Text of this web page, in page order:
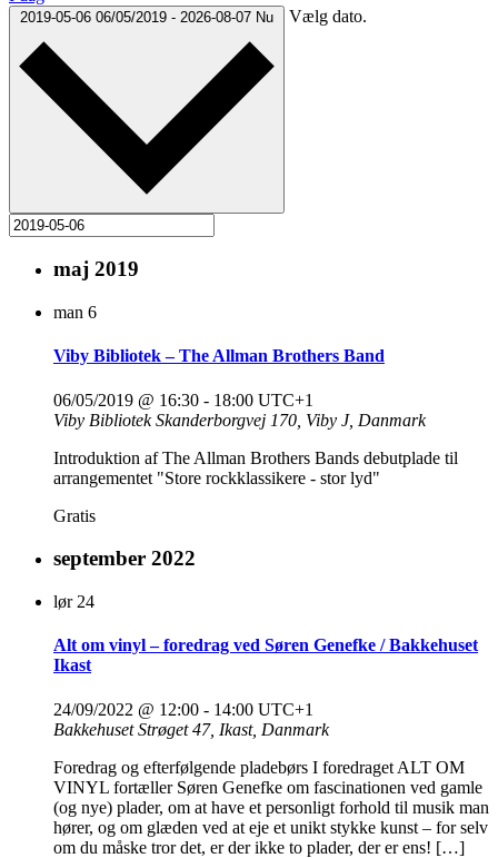
2019-05-06 06/05/2019 - 2026-08-07 Nu Vælg dato.
maj 2019
man 6
Viby Bibliotek – The Allman Brothers Band
06/05/2019 @ 16:30 - 18:00 UTC+1
Viby BibliotekSkanderborgvej 170, Viby J, Danmark
Introduktion af The Allman Brothers Bands debutplade til
arrangementet "Store rockklassikere - stor lyd"
Gratis
september 2022
lør 24
Alt om vinyl – foredrag ved Søren Genefke / Bakkehuset
Ikast
24/09/2022 @ 12:00 - 14:00 UTC+1
BakkehusetStrøget 47, Ikast, Danmark
Foredrag og efterfølgende pladebørs I foredraget ALT OM
VINYL fortæller Søren Genefke om fascinationen ved gamle
(og nye) plader, om at have et personligt forhold til musik man
hører, og om glæden ved at eje et unikt stykke kunst – for selv
om du måske tror det, er der ikke to plader, der er ens! […]